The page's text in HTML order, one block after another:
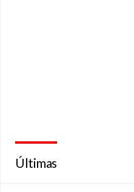
Últimas